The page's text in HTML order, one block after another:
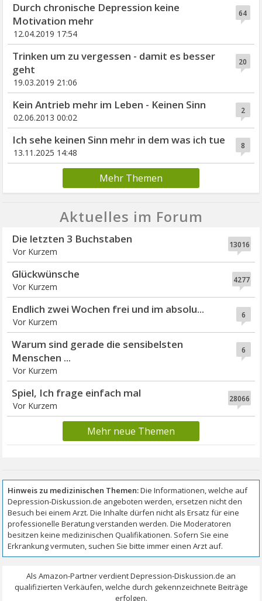
64
Durch chronische Depression keine
Motivation mehr
12.04.2019 17:54
20
Trinken um zu vergessen - damit es besser
geht
19.03.2019 21:06
2
Kein Antrieb mehr im Leben - Keinen Sinn
02.06.2013 00:02
8
Ich sehe keinen Sinn mehr in dem was ich tue
13.11.2025 14:48
Mehr Themen
Aktuelles im Forum
13016
Die letzten 3 Buchstaben
Vor Kurzem
4277
Glückwünsche
Vor Kurzem
6
Endlich zwei Wochen frei und im absolu...
Vor Kurzem
6
Warum sind gerade die sensibelsten
Menschen ...
Vor Kurzem
28066
Spiel, Ich frage einfach mal
Vor Kurzem
Mehr neue Themen